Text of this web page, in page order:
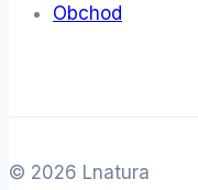
Obchod
© 2026 Lnatura